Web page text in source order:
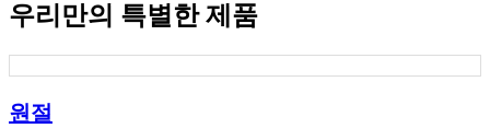
우리만의 특별한 제품
원절